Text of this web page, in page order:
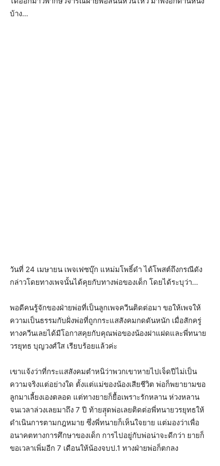
บ้าง…
วันที่ 24 เมษายน เพจเฟซบุ๊ก แหม่มโพธิ์ดำ ได้โพสต์ถึงกรณีดัง
กล่าวโดยทางเพจนั้นได้คุยกับทางพ่อของเด็ก โดยได้ระบุว่า…
พอดีคนรู้จักของฝ่ายพ่อที่เป็นลูกเพจควีนติดต่อมา ขอให้เพจให้
ความเป็นธรรมกับฝั่งพ่อที่ถูกกระแสสังคมกดดันหนัก เมื่อสักครู่
ทางควีนเลยได้มีโอกาสคุยกับคุณพ่อของน้องฝาแฝดและพี่ทนาย
วรยุทธ บุญวงศ์ใส เรียบร้อยแล้วค่ะ
เขาแจ้งว่าที่กระแสสังคมตำหนิว่าพวกเขาหายไปเจ็ดปีไม่เป็น
ความจริงแต่อย่างใด ตั้งแต่แม่ของน้องเสียชีวิต พ่อก็พยายามขอ
ลูกมาเลี้ยงเองตลอด แต่ทางยายก็ยื้อเพราะรักหลาน ห่วงหลาน
จนเวลาล่วงเลยมาถึง 7 ปี ท้ายสุุดพ่อเลยติดต่อพี่ทนายวรยุทธให้
ดำเนินการตามกฎหมาย ซึ่งพี่ทนายก็เห็นใจยาย แต่มองว่าเพื่อ
อนาคตทางการศึกษาของเด็ก การไปอยู่กับพ่อน่าจะดีกว่า ยายก็
ขอเวลาเพิ่มอีก 7 เดือนให้น้องจบป.1 ทางฝ่ายพ่อก็ตกลง